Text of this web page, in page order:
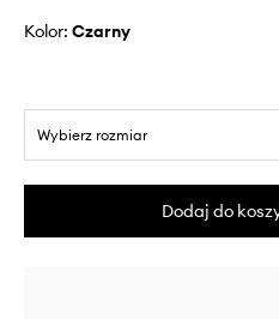
Kolor: czarny
Wybierz rozmiar
Dodaj do